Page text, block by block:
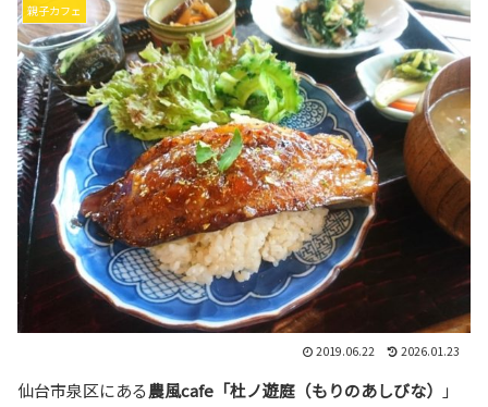
親子カフェ
2019.06.22 2026.01.23
仙台市泉区にある農風cafe「杜ノ遊庭（もりのあしびな）
」